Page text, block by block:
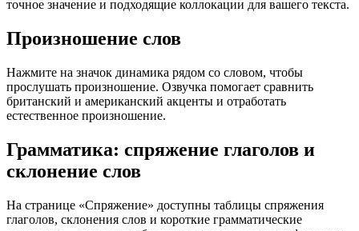
точное значение и подходящие коллокации для вашего текста.
Произношение слов
Нажмите на значок динамика рядом со словом, чтобы
прослушать произношение. Озвучка помогает сравнить
британский и американский акценты и отработать
естественное произношение.
Грамматика: спряжение глаголов и
склонение слов
На странице «Спряжение» доступны таблицы спряжения
глаголов, склонения слов и короткие грамматические